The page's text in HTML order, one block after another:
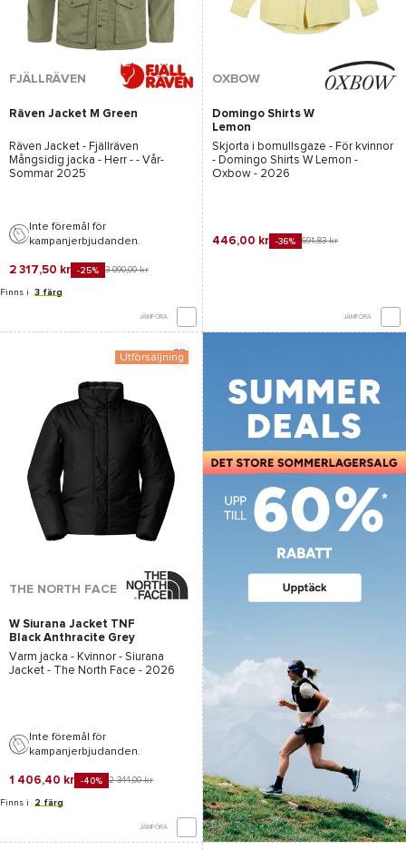
FJÄLLRÄVEN
Räven Jacket M Green
Räven Jacket - Fjällräven
Mångsidig jacka - Herr - - Vår-
Sommar 2025
Inte föremål för
kampanjerbjudanden.
2 317,50 kr -25% 3 090,00 kr
Finns i 3 färg
JÄMFÖRA
OXBOW
Domingo Shirts W
Lemon
Skjorta i bomullsgaze - För kvinnor
- Domingo Shirts W Lemon -
Oxbow - 2026
446,00 kr -36% 691,83 kr
JÄMFÖRA
Utförsäljning
THE NORTH FACE
W Siurana Jacket TNF
Black Anthracite Grey
Varm jacka - Kvinnor - Siurana
Jacket - The North Face - 2026
Inte föremål för
kampanjerbjudanden.
1 406,40 kr -40% 2 344,00 kr
Finns i 2 färg
JÄMFÖRA